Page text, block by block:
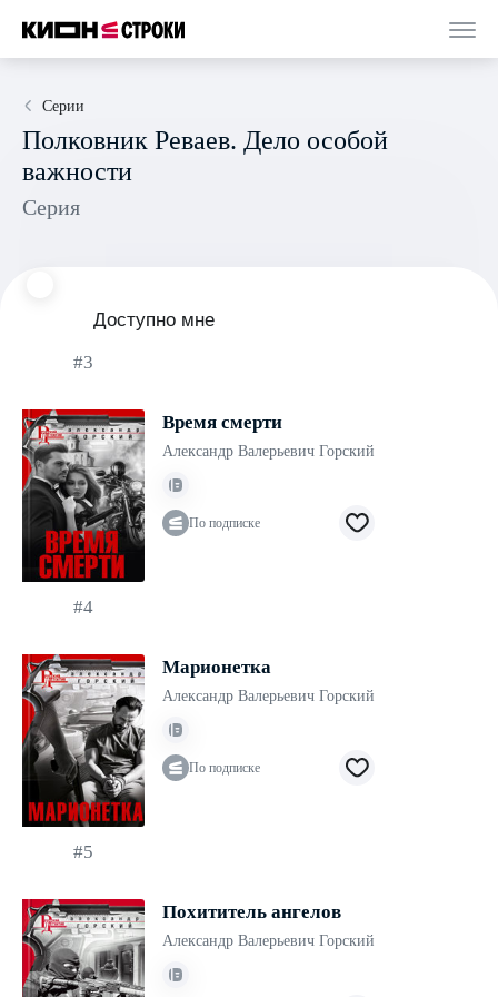
Серии
Полковник Реваев. Дело особой
важности
Серия
Доступно мне
#3
Время смерти
Александр Валерьевич Горский
По подписке
#4
Марионетка
Александр Валерьевич Горский
По подписке
#5
Похититель ангелов
Александр Валерьевич Горский